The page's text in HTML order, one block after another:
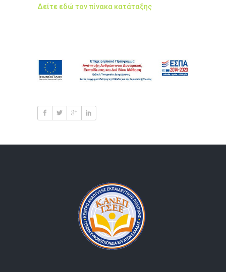
Δείτε εδώ τον πίνακα κατάταξης